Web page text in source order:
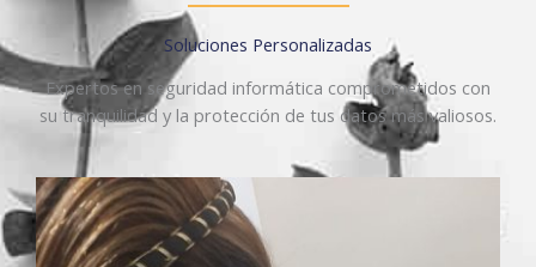
Soluciones Personalizadas
Expertos en seguridad informática comprometidos con
su tranquilidad y la protección de tus datos más valiosos.